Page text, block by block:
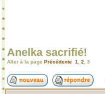
Anelka sacrifié!
Aller à la page Précédente 1 2 3